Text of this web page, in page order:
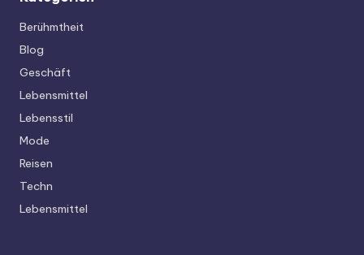
Berühmtheit
Blog
Geschäft
Lebensmittel
Lebensstil
Mode
Reisen
Techn
Lebensmittel